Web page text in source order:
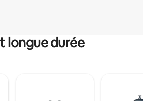
longue durée